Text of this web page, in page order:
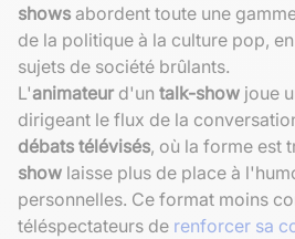
shows abordent toute une
de la politique à la culture pop,
sujets de société brûlants.
L'animateurd'un talk-show joue
dirigeant le flux de la
débats télévisés, où la forme est
show laisse plus de place à
personnelles. Ce format moins
téléspectateurs de renforcer sa